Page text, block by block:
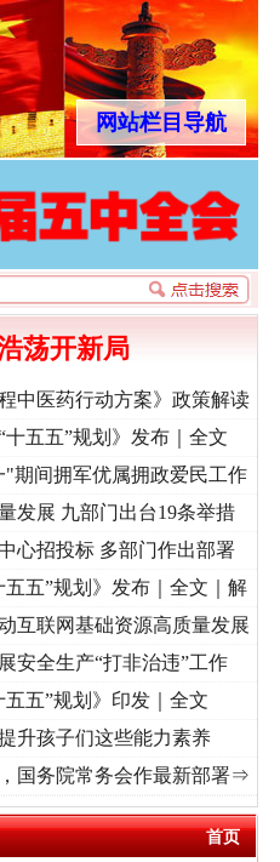
网站栏目导航
”激荡..·[视频]牢记初心使命 奋进复兴征程
荡开新局
中医药行动方案》政策解读
十五五”规划》发布｜全文
期间拥军优属拥政爱民工作
发展 九部门出台19条举措
心招投标 多部门作出部署
五五”规划》发布｜全文｜解
互联网基础资源高质量发展
安全生产“打非治违”工作
五五”规划》印发｜全文
升孩子们这些能力素养
国务院常务会作最新部署⇒
首页